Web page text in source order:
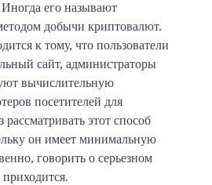
Иногда его называют
добычи криптовалют.
к тому, что пользователи
сайт, администраторы
вычислительную
посетителей для
этот способ
он имеет минимальную
говорить о серьезном
приходится.